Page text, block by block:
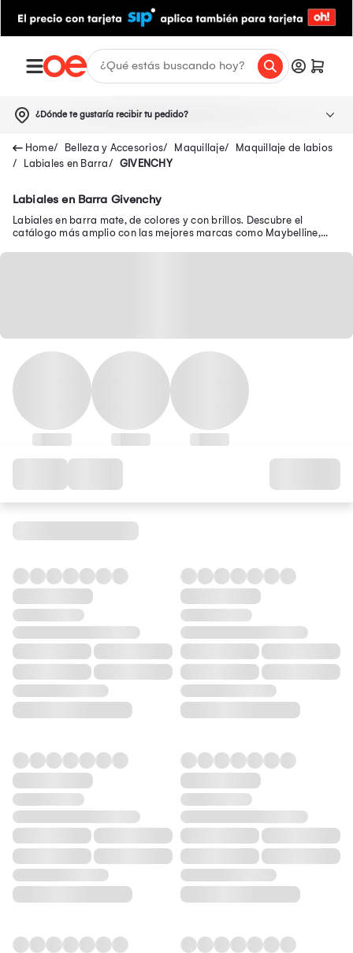
¿Dónde te gustaría recibir tu pedido?
Belleza y Accesorios Maquillaje
Maquillaje de labios
Labiales en Barra
GIVENCHY
Labiales en Barra Givenchy
Labiales en barra mate, de colores y con brillos. Descubre el
catálogo más amplio con las mejores marcas como Maybelline,